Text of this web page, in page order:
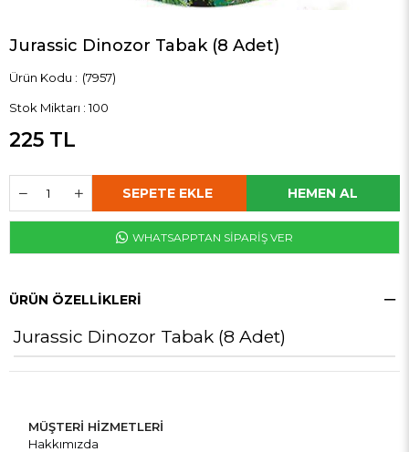
Jurassic Dinozor Tabak (8 Adet)
(7957)
Stok Miktarı : 100
225 TL
WHATSAPPTAN SİPARİŞ VER
ÜRÜN ÖZELLIKLERI
Jurassic Dinozor Tabak (8 Adet)
MÜŞTERİ HİZMETLERİ
Hakkımızda